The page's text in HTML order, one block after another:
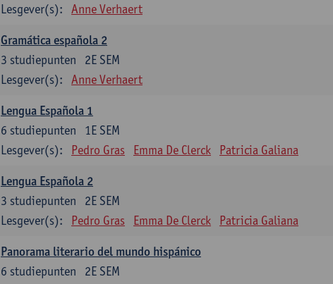
Lesgever(s):
Anne Verhaert
Gramática española 2
2E SEM
3 studiepunten
Lesgever(s):
Anne Verhaert
Lengua Española 1
1E SEM
6 studiepunten
Lesgever(s):
Pedro Gras Emma De Clerck Patricia Galiana
Lengua Española 2
2E SEM
3 studiepunten
Lesgever(s):
Pedro Gras Emma De Clerck Patricia Galiana
Panorama literario del mundo hispánico
2E SEM
6 studiepunten